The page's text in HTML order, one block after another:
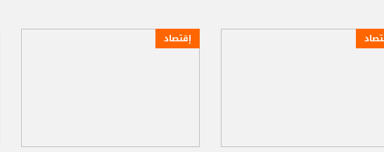
إقتصاد